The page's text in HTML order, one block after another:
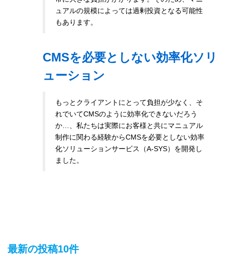
ュアルの規模によっては過剰投資となる可能性
もあります。
CMSを必要としない効率化ソリ
ューション
もっとクライアントにとって負担が少なく、そ
れでいてCMSのように効率化できないだろう
か…、私たちは実際にお客様と共にマニュアル
制作に関わる経験からCMSを必要としない効率
化ソリューションサービス（A-SYS）を開発し
ました。
最新の投稿10件